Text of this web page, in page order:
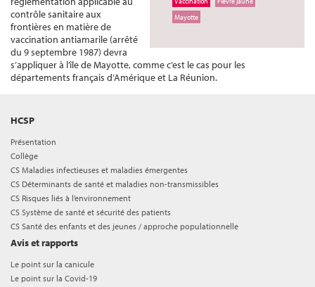
Mayotte
contrôle sanitaire aux
frontières en matière de
vaccination antiamarile (arrêté
du 9 septembre 1987) devra
s’appliquer à l’île de Mayotte, comme c’est le cas pour les
départements français d’Amérique et La Réunion.
HCSP
Présentation
Collège
CS Maladies infectieuses et maladies émergentes
CS Déterminants de santé et maladies non-transmissibles
CS Risques liés à l’environnement
CS Système de santé et sécurité des patients
CS Santé des enfants et des jeunes / approche populationnelle
Avis et rapports
Le point sur la canicule
Le point sur la Covid-19